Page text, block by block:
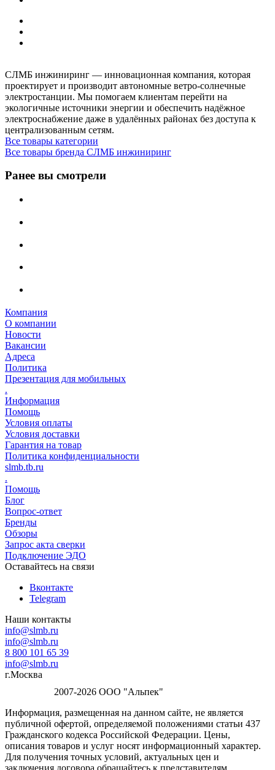
СЛМБ инжиниринг — инновационная компания, которая
проектирует и производит автономные ветро‑солнечные
электростанции. Мы помогаем клиентам перейти на
экологичные источники энергии и обеспечить надёжное
электроснабжение даже в удалённых районах без доступа к
централизованным сетям.
Все товары категории
Все товары бренда СЛМБ инжиниринг
Ранее вы смотрели
Компания
О компании
Новости
Вакансии
Адреса
Политика
Презентация для мобильных
.
Информация
Помощь
Условия оплаты
Условия доставки
Гарантия на товар
Политика конфиденциальности
slmb.tb.ru
.
Помощь
Блог
Вопрос-ответ
Бренды
Обзоры
Запрос акта сверки
Подключение ЭДО
Оставайтесь на связи
Вконтакте
Telegram
Наши контакты
info@slmb.ru
info@slmb.ru
8 800 101 65 39
info@slmb.ru
г.Москва
2007-2026 ООО "Альпек"
Информация, размещенная на данном сайте, не является
публичной офертой, определяемой положениями статьи 437
Гражданского кодекса Российской Федерации. Цены,
описания товаров и услуг носят информационный характер.
Для получения точных условий, актуальных цен и
заключения договора обращайтесь к представителям